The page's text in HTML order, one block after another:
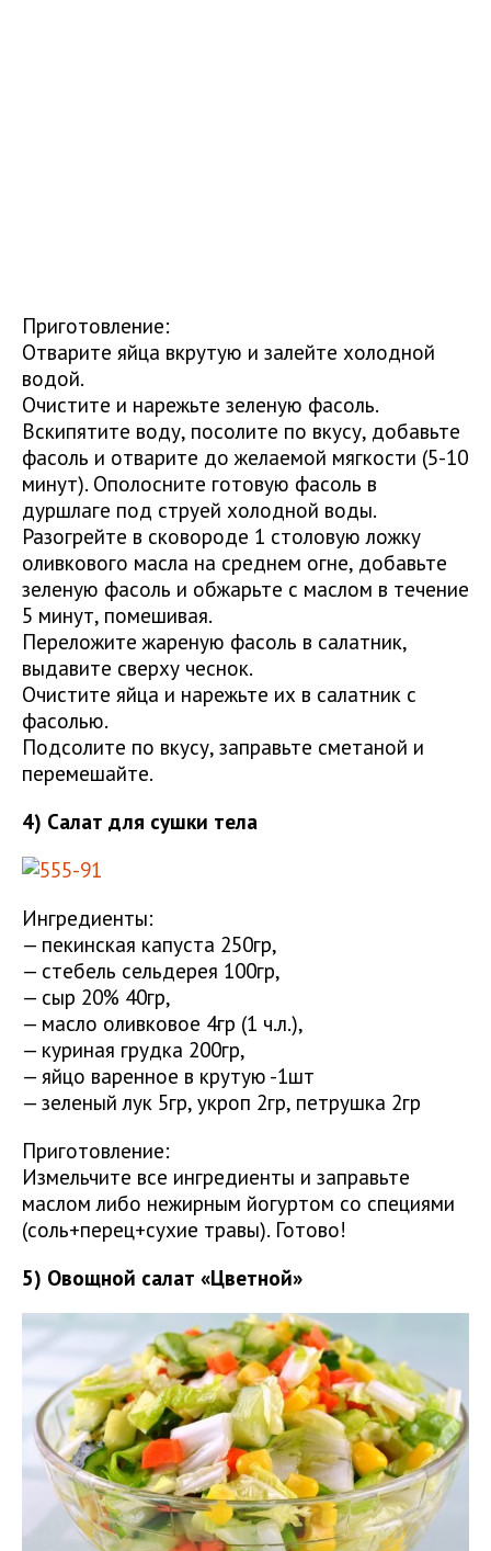
Приготовление:
Отварите яйца вкрутую и залейте холодной
водой.
Очистите и нарежьте зеленую фасоль.
Вскипятите воду, посолите по вкусу, добавьте
фасоль и отварите до желаемой мягкости (5-10
минут). Ополосните готовую фасоль в
дуршлаге под струей холодной воды.
Разогрейте в сковороде 1 столовую ложку
оливкового масла на среднем огне, добавьте
зеленую фасоль и обжарьте с маслом в течение
5 минут, помешивая.
Переложите жареную фасоль в салатник,
выдавите сверху чеснок.
Очистите яйца и нарежьте их в салатник с
фасолью.
Подсолите по вкусу, заправьте сметаной и
перемешайте.
4) Салат для сушки тела
Ингредиенты:
— пекинская капуста 250гр,
— стебель сельдерея 100гр,
— сыр 20% 40гр,
— масло оливковое 4гр (1 ч.л.),
— куриная грудка 200гр,
— яйцо варенное в крутую -1шт
— зеленый лук 5гр, укроп 2гр, петрушка 2гр
Приготовление:
Измельчите все ингредиенты и заправьте
маслом либо нежирным йогуртом со специями
(соль+перец+сухие травы). Готово!
5) Овощной салат «Цветной»